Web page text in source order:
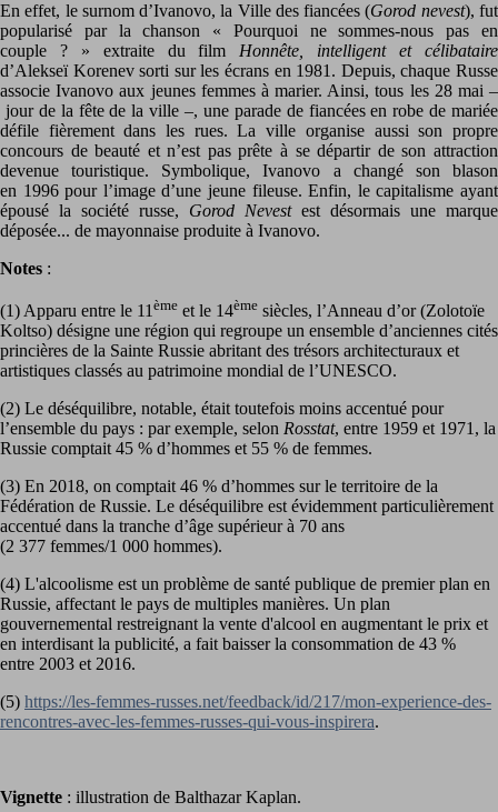
En effet, le surnom d’Ivanovo, la Ville des fiancées (Gorod nevest), fut
popularisé par la chanson « Pourquoi ne sommes-nous pas en
couple ? » extraite du film Honnête, intelligent et célibataire
d’Alekseï Korenev sorti sur les écrans en 1981. Depuis, chaque Russe
associe Ivanovo aux jeunes femmes à marier. Ainsi, tous les 28 mai –
jour de la fête de la ville –, une parade de fiancées en robe de mariée
défile fièrement dans les rues. La ville organise aussi son propre
concours de beauté et n’est pas prête à se départir de son attraction
devenue touristique. Symbolique, Ivanovo a changé son blason
en 1996 pour l’image d’une jeune fileuse. Enfin, le capitalisme ayant
épousé la société russe, Gorod Nevestest désormais une marque
déposée... de mayonnaise produite à Ivanovo.
Notes :
(1) Apparu entre le 11ème et le 14ème siècles, l’Anneau d’or (Zolotoïe
Koltso) désigne une région qui regroupe un ensemble d’anciennes cités
princières de la Sainte Russie abritant des trésors architecturaux et
artistiques classés au patrimoine mondial de l’UNESCO.
(2) Le déséquilibre, notable, était toutefois moins accentué pour
l’ensemble du pays : par exemple, selon Rosstat, entre 1959 et 1971, la
Russie comptait 45 % d’hommes et 55 % de femmes.
(3) En 2018, on comptait 46 % d’hommes sur le territoire de la
Fédération de Russie. Le déséquilibre est évidemment particulièrement
accentué dans la tranche d’âge supérieur à 70 ans
(2 377 femmes/1 000 hommes).
(4) L'alcoolisme est un problème de santé publique de premier plan en
Russie, affectant le pays de multiples manières. Un plan
gouvernemental restreignant la vente d'alcool en augmentant le prix et
en interdisant la publicité, a fait baisser la consommation de 43 %
entre 2003 et 2016.
(5) https://les-femmes-russes.net/feedback/id/217/mon-experience-des-
rencontres-avec-les-femmes-russes-qui-vous-inspirera.
Vignette : illustration de Balthazar Kaplan.